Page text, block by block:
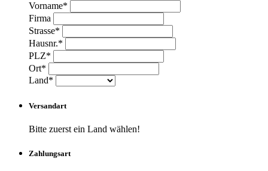
Vorname*
Firma
Strasse*
Hausnr.*
PLZ*
Ort*
Land*
Versandart
Bitte zuerst ein Land wählen!
Zahlungsart